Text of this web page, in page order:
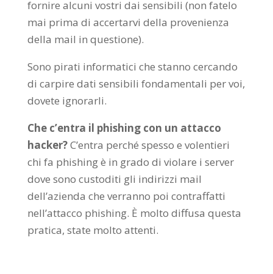
fornire alcuni vostri dai sensibili (non fatelo
mai prima di accertarvi della provenienza
della mail in questione).
Sono pirati informatici che stanno cercando
di carpire dati sensibili fondamentali per voi,
dovete ignorarli.
Che c’entra il phishing con un attacco
hacker?C’entra perché spesso e volentieri
chi fa phishing è in grado di violare i server
dove sono custoditi gli indirizzi mail
dell’azienda che verranno poi contraffatti
nell’attacco phishing. È molto diffusa questa
pratica, state molto attenti.